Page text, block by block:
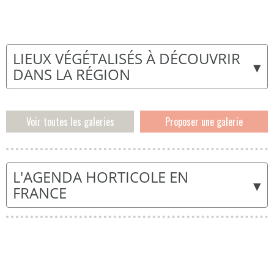
▾
LIEUX VÉGÉTALISÉS À DÉCOUVRIR
DANS LA RÉGION
Voir toutes les galeries Proposer une galerie
▾
L'AGENDA HORTICOLE EN
FRANCE